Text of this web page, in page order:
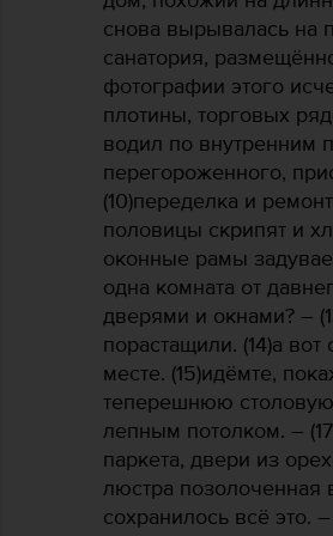
снова вырывалась на
санатория,
фотографии этого
плотины, торговых
водил по внутренним
перегороженного,
(10)переделка и
половицы скрипят и
оконные рамы
одна комната от
дверями и окнами? –
порастащили. (14)а
месте. (15)идёмте,
теперешнюю
лепным потолком. –
паркета, двери из
люстра позолоченная
сохранилось всё это.